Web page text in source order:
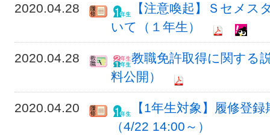
2020.04.28
【注意喚起】Ｓセメス
いて（１年生）
2020.04.28
教職免許取得に関する
料公開）
2020.04.20
【1年生対象】履修登
（4/22 14:00～）